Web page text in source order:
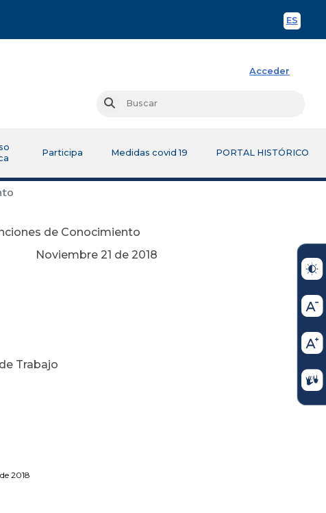
ES
Acceder
Buscar
Participa Medidas covid 19 PORTAL HISTÓRICO
de Conocimiento
2018
Trabajo